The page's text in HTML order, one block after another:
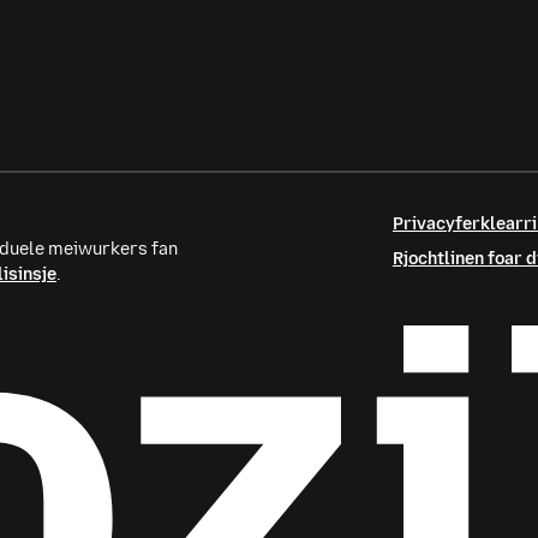
meiwurkers fan
.
Rjochtlinen foar